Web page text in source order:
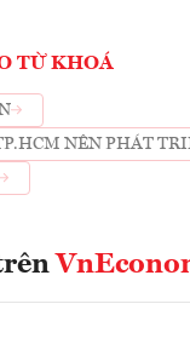
TỪ KHOÁ
NÊN PHÁT